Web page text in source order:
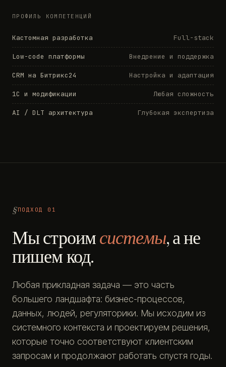
ПРОФИЛЬ КОМПЕТЕНЦИЙ
Кастомная разработка Full-stack
Low-code платформы Внедрение и поддержка
CRM на Битрикс24 Настройка и адаптация
1С и модификации Любая сложность
AI / DLT архитектура Глубокая экспертиза
ПОДХОД 01
Мы строимсистемы, а не
пишем код.
Любая прикладная задача — это часть
большего ландшафта: бизнес-процессов,
данных, людей, регуляторики. Мы исходим из
системного контекста и проектируем решения,
которые точно соответствуют клиентским
запросам и продолжают работать спустя годы.